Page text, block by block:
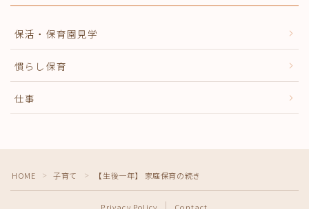
保活・保育園見学
慣らし保育
仕事
HOME ＞ 子育て ＞ 【生後一年】 家庭保育の続き